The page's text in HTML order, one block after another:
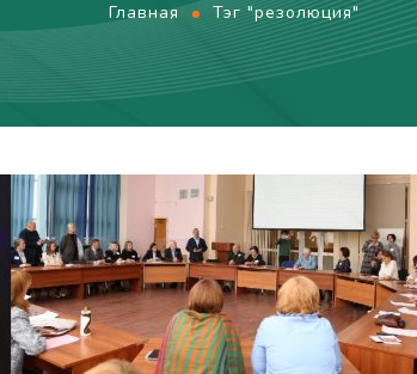
Главная Тэг "резолюция"